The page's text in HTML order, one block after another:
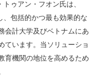
ゥアン・フオン氏は、
、包括的かつ最も効果的な
会計大学及びベトナムにあ
ています。当ソリューショ
育機関の地位を高めるため